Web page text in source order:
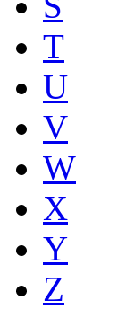
T
U
V
W
X
Y
Z